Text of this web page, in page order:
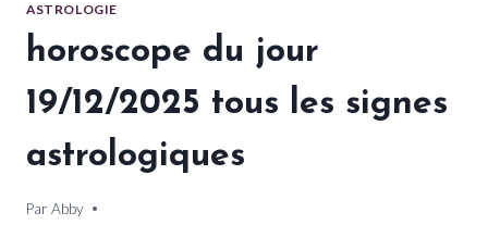
ASTROLOGIE
horoscope du jour
19/12/2025 tous les signes
astrologiques
Par Abby
19 décembre 2025